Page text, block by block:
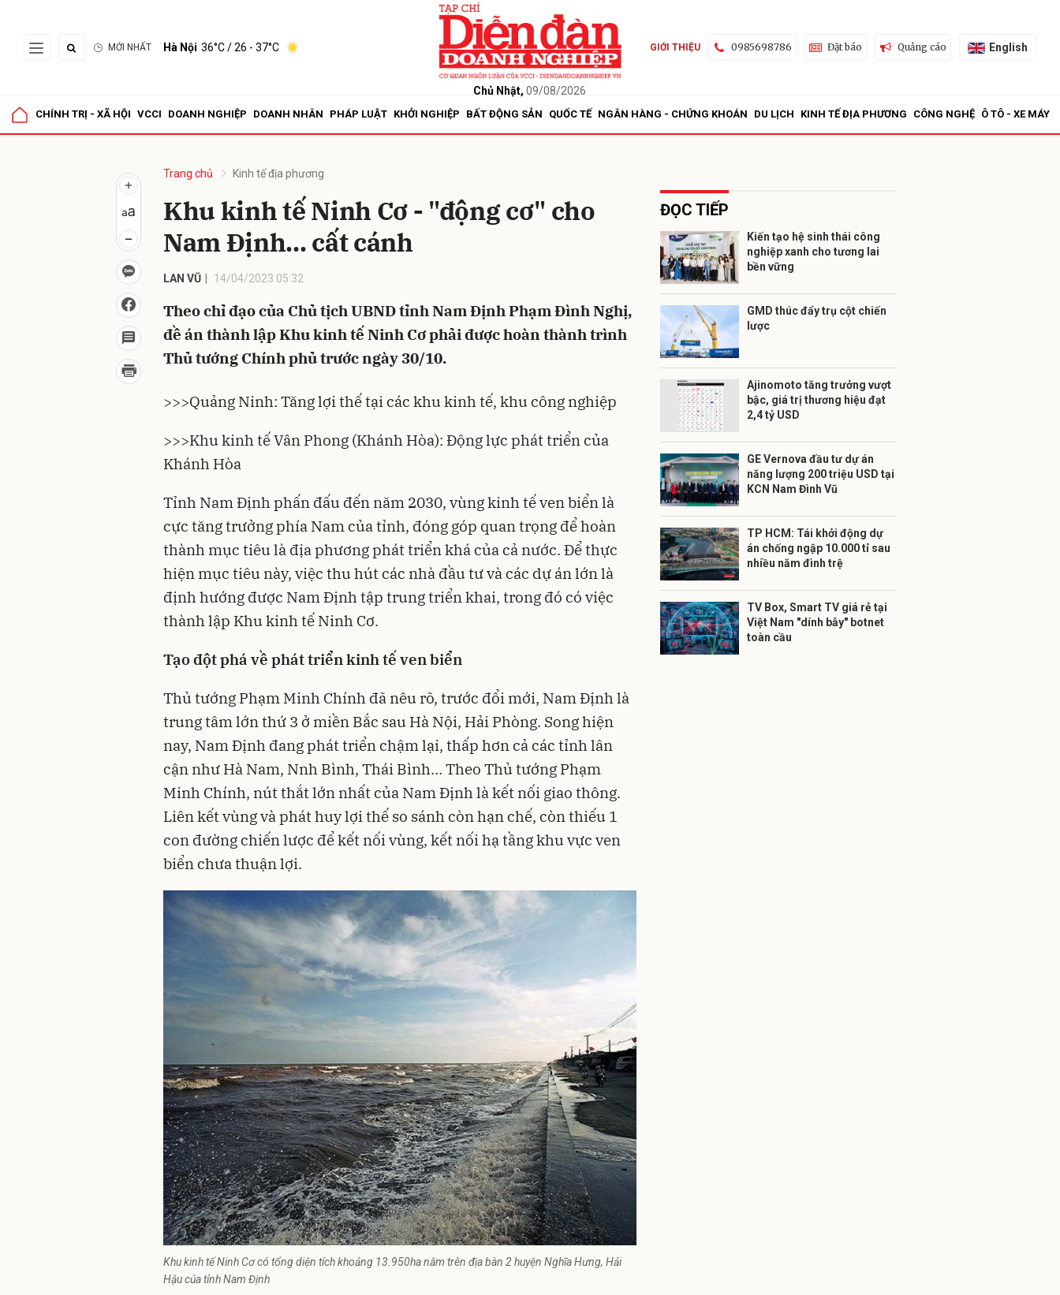
MỚI NHẤT Hà Nội 36°C/ 26 - 37°C
Chủ Nhật, 09/08/2026
GIỚI THIỆU 0985698786 Đặt báo Quảng cáo English
CHÍNH TRỊ - XÃ HỘI VCCI DOANH NGHIỆP DOANH NHÂN PHÁP LUẬT KHỞI NGHIỆP BẤT ĐỘNG SẢN QUỐC TẾ NGÂN HÀNG - CHỨNG KHOÁN DU LỊCH KINH TẾ ĐỊA PHƯƠNG CÔNG NGHỆ Ô TÔ - XE MÁY
Trang chủ Kinh tế địa phương
Khu kinh tế Ninh Cơ - "động cơ" cho
Nam Định... cất cánh
LAN VŨ 14/04/2023 05:32
Theo chỉ đạo của Chủ tịch UBND tỉnh Nam Định Phạm Đình Nghị,
đề án thành lập Khu kinh tế Ninh Cơ phải được hoàn thành trình
Thủ tướng Chính phủ trước ngày 30/10.
>>>Quảng Ninh: Tăng lợi thế tại các khu kinh tế, khu công nghiệp
>>>Khu kinh tế Vân Phong (Khánh Hòa): Động lực phát triển của
Khánh Hòa
Tỉnh Nam Định phấn đấu đến năm 2030, vùng kinh tế ven biển là
cực tăng trưởng phía Nam của tỉnh, đóng góp quan trọng để hoàn
thành mục tiêu là địa phương phát triển khá của cả nước. Để thực
hiện mục tiêu này, việc thu hút các nhà đầu tư và các dự án lớn là
định hướng được Nam Định tập trung triển khai, trong đó có việc
thành lập Khu kinh tế Ninh Cơ.
Tạo đột phá về phát triển kinh tế ven biển
Thủ tướng Phạm Minh Chính đã nêu rõ, trước đổi mới, Nam Định là
trung tâm lớn thứ 3 ở miền Bắc sau Hà Nội, Hải Phòng. Song hiện
nay, Nam Định đang phát triển chậm lại, thấp hơn cả các tỉnh lân
cận như Hà Nam, Nnh Bình, Thái Bình… Theo Thủ tướng Phạm
Minh Chính, nút thắt lớn nhất của Nam Định là kết nối giao thông.
Liên kết vùng và phát huy lợi thế so sánh còn hạn chế, còn thiếu 1
con đường chiến lược để kết nối vùng, kết nối hạ tầng khu vực ven
biển chưa thuận lợi.
Khu kinh tế Ninh Cơ có tổng diện tích khoảng 13.950ha nằm trên địa bàn 2 huyện Nghĩa Hưng, Hải
Hậu của tỉnh Nam Định
ĐỌC TIẾP
Kiến tạo hệ sinh thái công
nghiệp xanh cho tương lai
bền vững
GMD thúc đẩy trụ cột chiến
lược
Ajinomoto tăng trưởng vượt
bậc, giá trị thương hiệu đạt
2,4 tỷ USD
GE Vernova đầu tư dự án
năng lượng 200 triệu USD tại
KCN Nam Đình Vũ
TP HCM: Tái khởi động dự
án chống ngập 10.000 tỉ sau
nhiều năm đình trệ
TV Box, Smart TV giá rẻ tại
Việt Nam "dính bẫy" botnet
toàn cầu
Gửi